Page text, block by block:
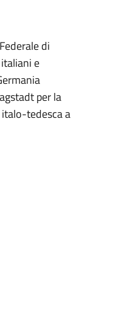
di
e
per la
tedesca a